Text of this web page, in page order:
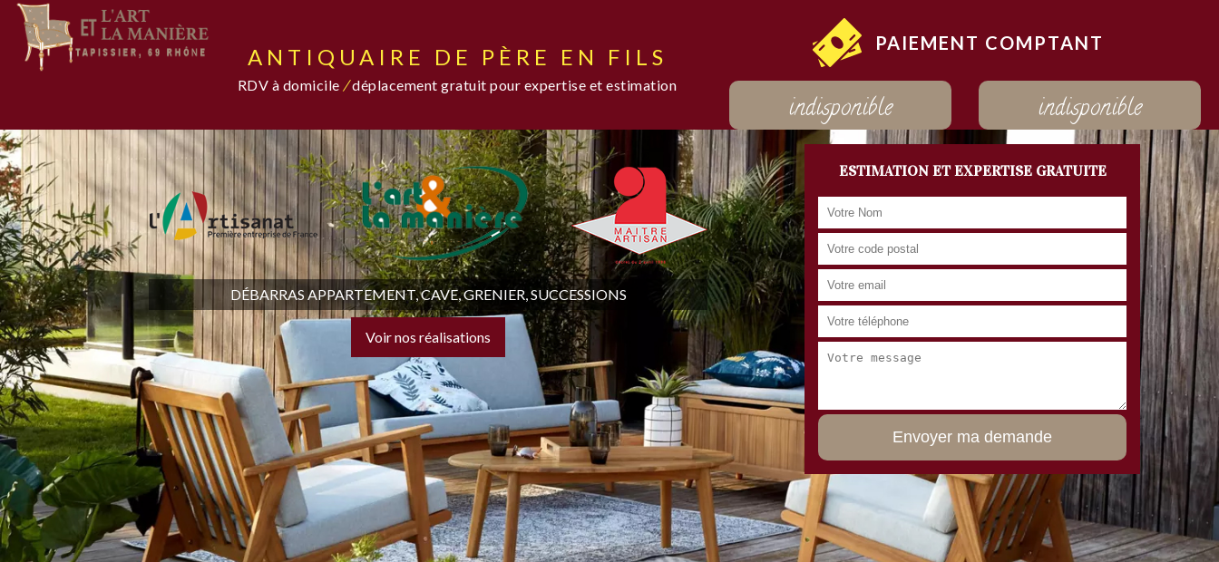
ANTIQUAIRE DE PÈRE EN FILS
RDV à domicile /déplacement gratuit pour expertise et estimation
PAIEMENT COMPTANT
indisponible indisponible
DÉBARRAS APPARTEMENT, CAVE, GRENIER, SUCCESSIONS
Voir nos réalisations
ESTIMATION ET EXPERTISE GRATUITE